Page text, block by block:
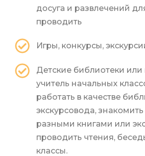
досуга и развлечений
проводить
Игры, конкурсы,
Детские библиотеки или
учитель начальных
работать в качестве
экскурсовода,
разными книгами или
проводить чтения,
классы.